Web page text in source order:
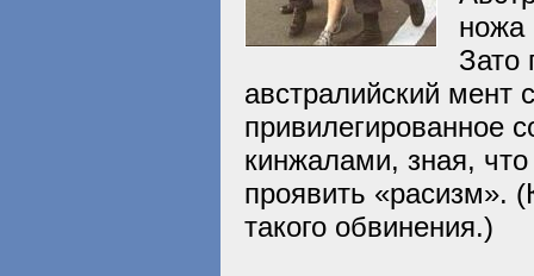
ножа
Зато
австралийский мент
привилегированное
кинжалами, зная,
проявить «расизм».
такого обвинения.)